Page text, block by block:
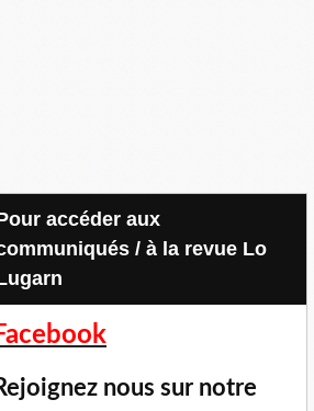
aux
/ à la revue Lo
nous sur notre